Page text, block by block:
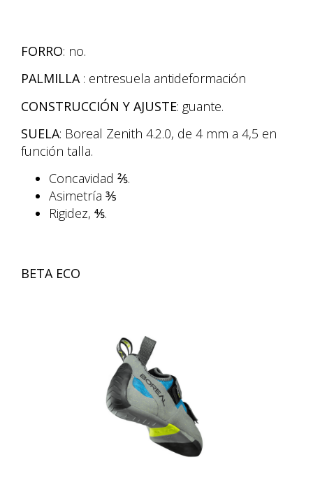
FORRO: no.
PALMILLA : entresuela antideformación
CONSTRUCCIÓN Y AJUSTE: guante.
SUELA: Boreal Zenith 4.2.0, de 4 mm a 4,5 en
función talla.
Concavidad ⅖.
Asimetría ⅗
Rigidez, ⅘.
BETA ECO